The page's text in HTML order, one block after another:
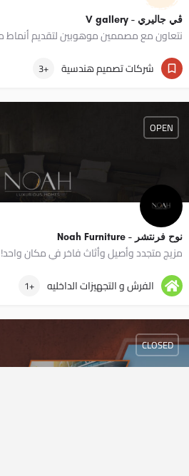
ڤي جاليري - V gallery
نتعاون مع مصممين موهوبين لتقديم أنماط
01001798045
شركات تصميم هندسية +3
نوح فرنتشر - Noah Furniture
مزيج متجدد وأصيل وأثاث فاخر في مكان واحد!
01115900017
OPEN
الفرش و التجهيزات الداخليه +1
CLOSED